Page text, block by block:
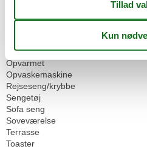
Kaffemaskine
Mikroovn
Opvarmet
Opvaskemaskine
Rejseseng/krybbe
Sengetøj
Sofa seng
Soveværelse
Terrasse
Toaster